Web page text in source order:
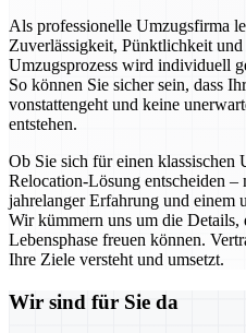
Als professionelle Umzugsfirma
Zuverlässigkeit, Pünktlichkeit
Umzugsprozess wird individuell
So können Sie sicher sein, dass
vonstattengeht und keine
entstehen.
Ob Sie sich für einen klassischen
Relocation-Lösung entscheiden
jahrelanger Erfahrung und einem
Wir kümmern uns um die Details,
Lebensphase freuen können.
Ihre Ziele versteht und umsetzt.
Wir sind für Sie da